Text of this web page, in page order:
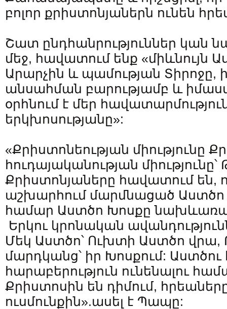
բոլոր քրիստոնյաներն ունեն
Շատ ընդհանրություններ կան
մեջ, հավատում ենք «միևնույն
Արարչին և պամության Տիրոջը,
անսահման բարությամբ և
օրհնում է մեր
երկխոսությանը»:
«Քրիստոնեության միությունը
հուդայականության միությունը՝
Քրիստոնյաները հավատում են,
աշխարհում մարմնացած Աստծո
համար Աստծո Խոսքը
Երկու կրոնական
Մեկ Աստծո՝ Ուխտի Աստծո վրա,
մարդկանց՝ իր Խոսքում:
հարաբերություն ունենալու
Քրիստոսին են դիմում,
ուսմունքին».ասել է Պապը: